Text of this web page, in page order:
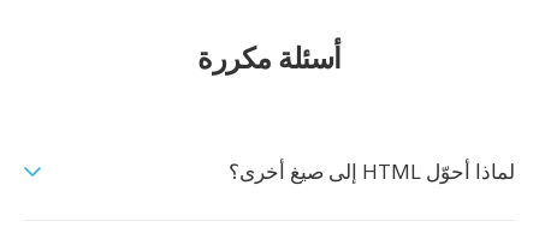
أسئلة مكررة
لماذا أحوّل HTML إلى صيغ أخرى؟